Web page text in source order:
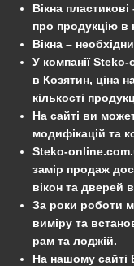
Вікна
про продукцію в
Вікна –
У компанії
в Козятин, ціна
кількості
На сайті ви
модифікацій та
Steko-
замір продаж
вікон та дверей
За роки роботи
виміру та
рам та лоджій.
На нашому сайті